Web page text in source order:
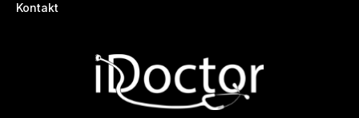
Kontakt